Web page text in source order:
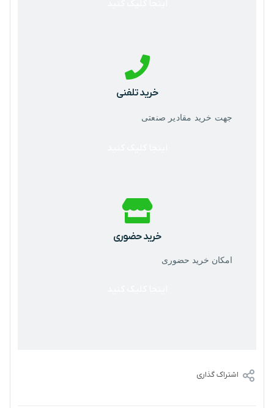
خرید تلفنی
جهت خرید مقادیر صنعتی
خرید حضوری
امکان خرید حضوری
اشتراک گذاری